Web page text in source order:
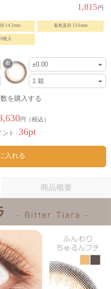
1,815円
14.2mm 着色直径 13.6mm
枚入
を購入する
円（税込）
ント : 36pt
入れる
商品概要